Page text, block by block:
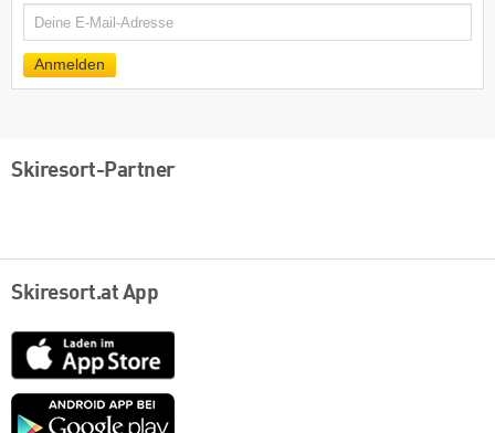
E-
Anmelden
Skiresort-Partner
Skiresort.at App
App
Store
Google